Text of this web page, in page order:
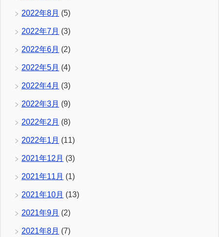
2022年8月 (5)
2022年7月 (3)
2022年6月 (2)
2022年5月 (4)
2022年4月 (3)
2022年3月 (9)
2022年2月 (8)
2022年1月 (11)
2021年12月 (3)
2021年11月 (1)
2021年10月 (13)
2021年9月 (2)
2021年8月 (7)